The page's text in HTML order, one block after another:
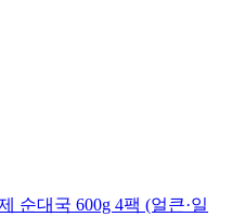
순대국 600g 4팩 (얼큰·일